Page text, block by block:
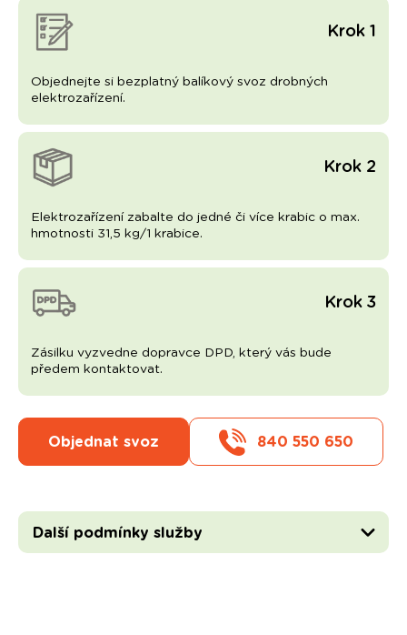
Krok 1
Objednejte si bezplatný balíkový svoz drobných
elektrozařízení.
Krok 2
Elektrozařízení zabalte do jedné či více krabic o max.
hmotnosti 31,5 kg/1 krabice.
Krok 3
Zásilku vyzvedne dopravce DPD, který vás bude
předem kontaktovat.
Objednat svoz 840 550 650
Další podmínky služby